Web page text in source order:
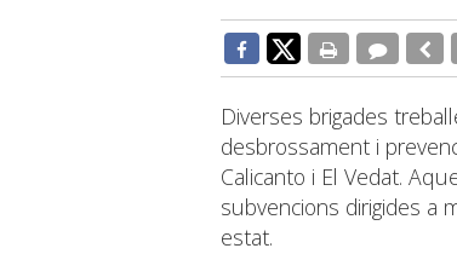
Diverses brigades
desbrossament i
Calicanto i El Vedat.
subvencions dirigides a
estat.